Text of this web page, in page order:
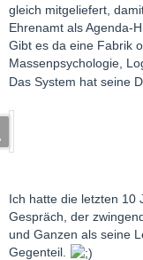
Die sind ALLE nur
gleich mitgeliefert,
Ehrenamt als Agenda-
Gibt es da eine Fabrik
Massenpsychologie,
Das System hat seine
Ich hatte die letzten 10
Gespräch, der
und Ganzen als seine
Gegenteil.